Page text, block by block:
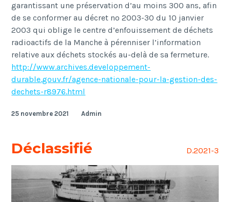
garantissant une préservation d’au moins 300 ans, afin
de se conformer au décret no 2003-30 du 10 janvier
2003 qui oblige le centre d’enfouissement de déchets
radioactifs de la Manche à pérenniser l’information
relative aux déchets stockés au-delà de sa fermeture.
http://www.archives.developpement-
durable.gouv.fr/agence-nationale-pour-la-gestion-des-
dechets-r8976.html
25 novembre 2021 Admin
Déclassifié D.2021-3